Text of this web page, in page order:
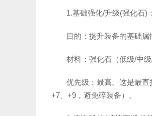
1.基础强化/升级(强化石)：
目的：提升装备的基础属
材料：强化石（低级/中
优先级：最高。这是最
+7、+9，避免碎装备）。